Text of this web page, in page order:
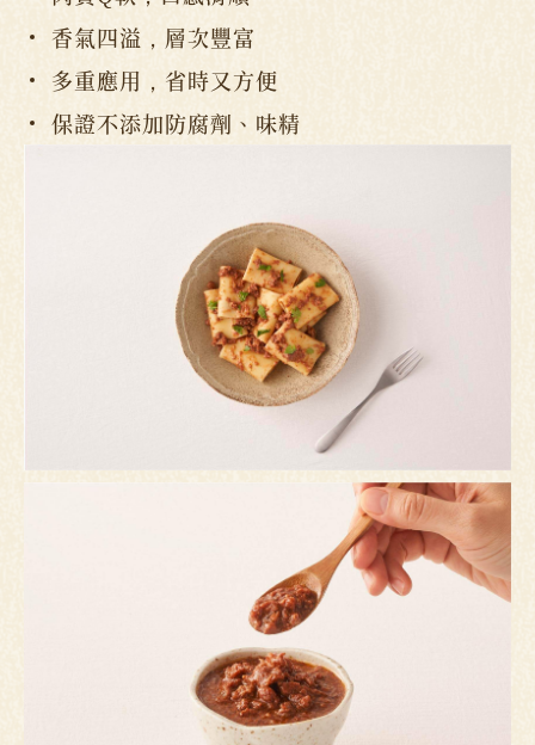
香氣四溢，層次豐富
多重應用，省時又方便
保證不添加防腐劑、味精